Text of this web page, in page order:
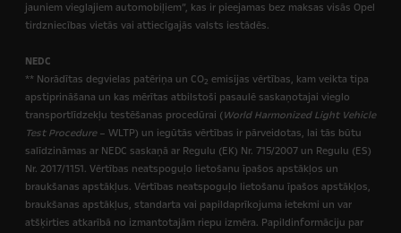
jauniem vieglajiem automobiļiem”, kas ir pieejamas bez maksas visās Opel
tirdzniecības vietās vai attiecīgajās valsts iestādēs.
NEDC
** Norādītas degvielas patēriņa un CO2 emisijas vērtības, kam veikta tipa
apstiprināšana un kas mērītas atbilstoši pasaulē saskaņotajai vieglo
transportlīdzekļu testēšanas procedūrai (World Harmonized Light Vehicle
Test Procedure– WLTP) un iegūtās vērtības ir pārveidotas, lai tās būtu
salīdzināmas ar NEDC saskaņā ar Regulu (EK) Nr. 715/2007 un Regulu (ES)
Nr. 2017/1151. Vērtības neatspoguļo lietošanu īpašos apstākļos un
braukšanas apstākļus. Vērtības neatspoguļo lietošanu īpašos apstākļos,
braukšanas apstākļus, standarta vai papildaprīkojuma ietekmi un var
atšķirties atkarībā no izmantotajām riepu izmēra. Papildinformāciju par